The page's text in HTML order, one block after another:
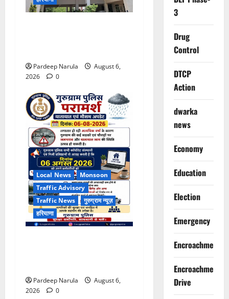
Pardeep Narula
August 6,
2026
0
Local News
Monsoon
Traffic Advisory
Traffic News
गुरुग्राम न्यूज़
हरियाणा
Pardeep Narula
August 6,
2026
0
3
Drug
Control
DTCP
Action
dwarka
news
Economy
Education
Election
Emergency
Encroachment
Encroachment
Drive